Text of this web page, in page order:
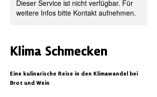
Dieser Service ist nicht verfügbar. Für
weitere Infos bitte Kontakt aufnehmen.
Klima Schmecken
Eine kulinarische Reise in den Klimawandel bei
Brot und Wein